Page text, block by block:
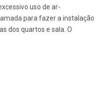
uso de ar-
para fazer a instalação
dos quartos e sala. O